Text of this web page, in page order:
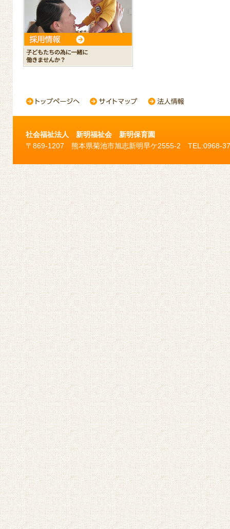
社会福祉法人 新明福祉会 新明保育園
〒869-1207 熊本県菊池市旭志新明早ケ2555-2 TEL:0968-